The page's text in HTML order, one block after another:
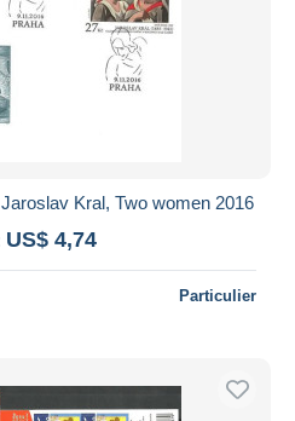
Kral, Two women 2016
US$ 4,74
Particulier